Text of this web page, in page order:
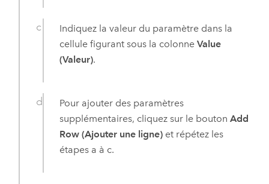
Indiquez la valeur du paramètre dans la
cellule figurant sous la colonneValue
(Valeur).
Pour ajouter des paramètres
supplémentaires, cliquez sur le boutonAdd
Row (Ajouter une ligne) et répétez les
étapes a à c.